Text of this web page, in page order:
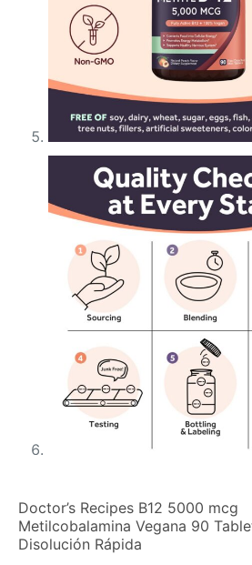
Doctor’s Recipes B12 5000 mcg
Metilcobalamina Vegana 90
Disolución Rápida